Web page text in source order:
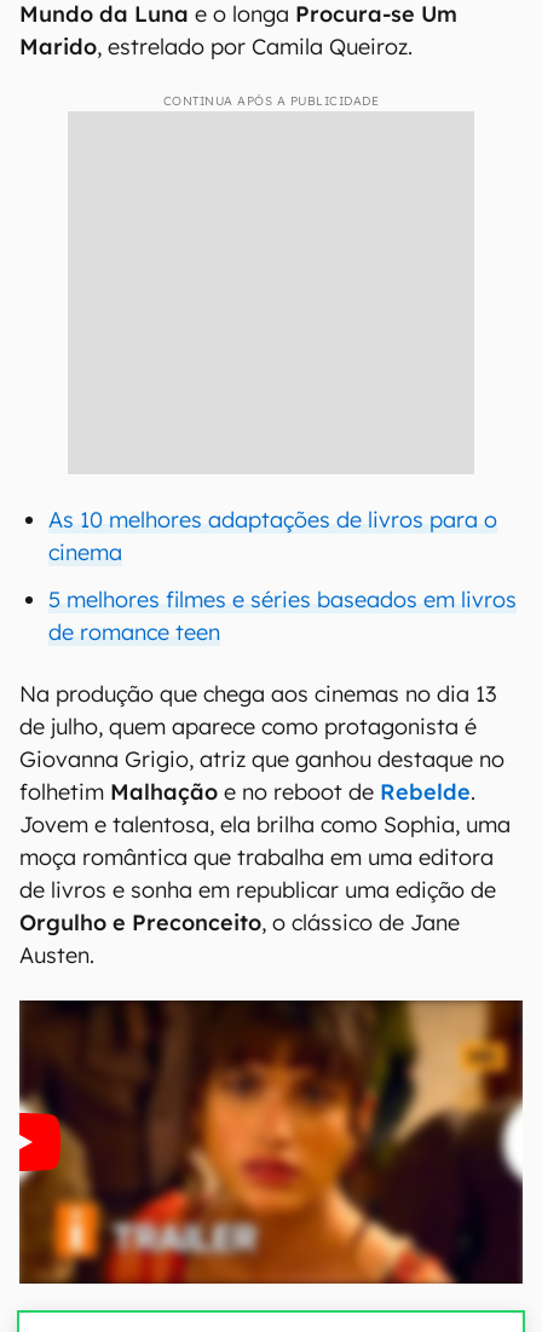
Mundo da Luna e o longa Procura-se Um
Marido, estrelado por Camila Queiroz.
CONTINUA APÓS A PUBLICIDADE
As 10 melhores adaptações de livros para o
cinema
5 melhores filmes e séries baseados em livros
de romance teen
Na produção que chega aos cinemas no dia 13
de julho, quem aparece como protagonista é
Giovanna Grigio, atriz que ganhou destaque no
folhetim Malhação e no reboot de Rebelde.
Jovem e talentosa, ela brilha como Sophia, uma
moça romântica que trabalha em uma editora
de livros e sonha em republicar uma edição de
Orgulho e Preconceito, o clássico de Jane
Austen.